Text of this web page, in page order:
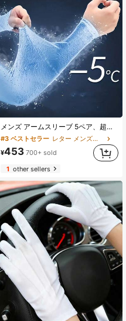
メンズ アームスリーブ 5ペア、超薄型 通気性 クーリング 快適、アウトドアスポーツ、サイクリング、ランニング、旅行、フェスティバルに適しています
#3 ベストセラー
レター メンズグローブ
¥453 700+ sold
1other sellers